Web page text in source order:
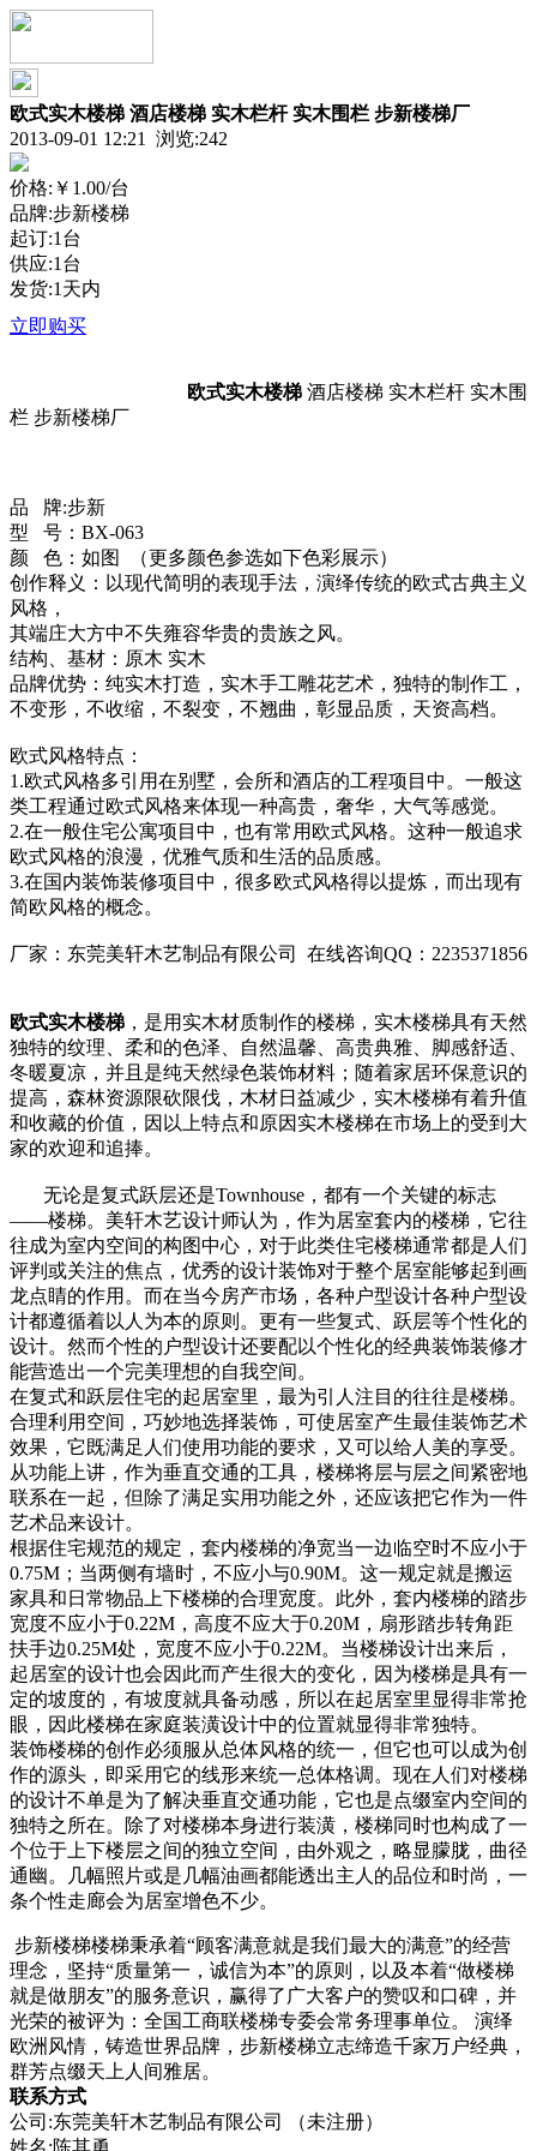
欧式实木楼梯 酒店楼梯 实木栏杆 实木围栏 步新楼梯厂
2013-09-01 12:21 浏览:242
价格: ￥1.00/台
品牌:步新楼梯
起订:1台
供应:1台
发货:1天内
立即购买
欧式实木楼梯 酒店楼梯 实木栏杆 实木围
栏 步新楼梯厂
品 牌:步新
型 号：BX-063
颜 色：如图 （更多颜色参选如下色彩展示）
创作释义：以现代简明的表现手法，演绎传统的欧式古典主义
风格，
其端庄大方中不失雍容华贵的贵族之风。
结构、基材：原木 实木
品牌优势：纯实木打造，实木手工雕花艺术，独特的制作工，
不变形，不收缩，不裂变，不翘曲，彰显品质，天资高档。
欧式风格特点：
1.欧式风格多引用在别墅，会所和酒店的工程项目中。一般这
类工程通过欧式风格来体现一种高贵，奢华，大气等感觉。
2.在一般住宅公寓项目中，也有常用欧式风格。这种一般追求
欧式风格的浪漫，优雅气质和生活的品质感。
3.在国内装饰装修项目中，很多欧式风格得以提炼，而出现有
简欧风格的概念。
厂家：东莞美轩木艺制品有限公司 在线咨询QQ：2235371856
欧式实木楼梯 ，是用实木材质制作的楼梯，实木楼梯具有天然
独特的纹理、柔和的色泽、自然温馨、高贵典雅、脚感舒适、
冬暖夏凉，并且是纯天然绿色装饰材料；随着家居环保意识的
提高，森林资源限砍限伐，木材日益减少，实木楼梯有着升值
和收藏的价值，因以上特点和原因实木楼梯在市场上的受到大
家的欢迎和追捧。
无论是复式跃层还是Townhouse，都有一个关键的标志
——楼梯。美轩木艺设计师认为，作为居室套内的楼梯，它往
往成为室内空间的构图中心，对于此类住宅楼梯通常都是人们
评判或关注的焦点，优秀的设计装饰对于整个居室能够起到画
龙点睛的作用。而在当今房产市场，各种户型设计各种户型设
计都遵循着以人为本的原则。更有一些复式、跃层等个性化的
设计。然而个性的户型设计还要配以个性化的经典装饰装修才
能营造出一个完美理想的自我空间。
在复式和跃层住宅的起居室里，最为引人注目的往往是楼梯。
合理利用空间，巧妙地选择装饰，可使居室产生最佳装饰艺术
效果，它既满足人们使用功能的要求，又可以给人美的享受。
从功能上讲，作为垂直交通的工具，楼梯将层与层之间紧密地
联系在一起，但除了满足实用功能之外，还应该把它作为一件
艺术品来设计。
根据住宅规范的规定，套内楼梯的净宽当一边临空时不应小于
0.75M；当两侧有墙时，不应小与0.90M。这一规定就是搬运
家具和日常物品上下楼梯的合理宽度。此外，套内楼梯的踏步
宽度不应小于0.22M，高度不应大于0.20M，扇形踏步转角距
扶手边0.25M处，宽度不应小于0.22M。当楼梯设计出来后，
起居室的设计也会因此而产生很大的变化，因为楼梯是具有一
定的坡度的，有坡度就具备动感，所以在起居室里显得非常抢
眼，因此楼梯在家庭装潢设计中的位置就显得非常独特。
装饰楼梯的创作必须服从总体风格的统一，但它也可以成为创
作的源头，即采用它的线形来统一总体格调。现在人们对楼梯
的设计不单是为了解决垂直交通功能，它也是点缀室内空间的
独特之所在。除了对楼梯本身进行装潢，楼梯同时也构成了一
个位于上下楼层之间的独立空间，由外观之，略显朦胧，曲径
通幽。几幅照片或是几幅油画都能透出主人的品位和时尚，一
条个性走廊会为居室增色不少。
步新楼梯楼梯秉承着“顾客满意就是我们最大的满意”的经营
理念，坚持“质量第一，诚信为本”的原则，以及本着“做楼梯
就是做朋友”的服务意识，赢得了广大客户的赞叹和口碑，并
光荣的被评为：全国工商联楼梯专委会常务理事单位。 演绎
欧洲风情，铸造世界品牌，步新楼梯立志缔造千家万户经典，
群芳点缀天上人间雅居。
联系方式
公司:东莞美轩木艺制品有限公司 （未注册）
姓名:陈其勇